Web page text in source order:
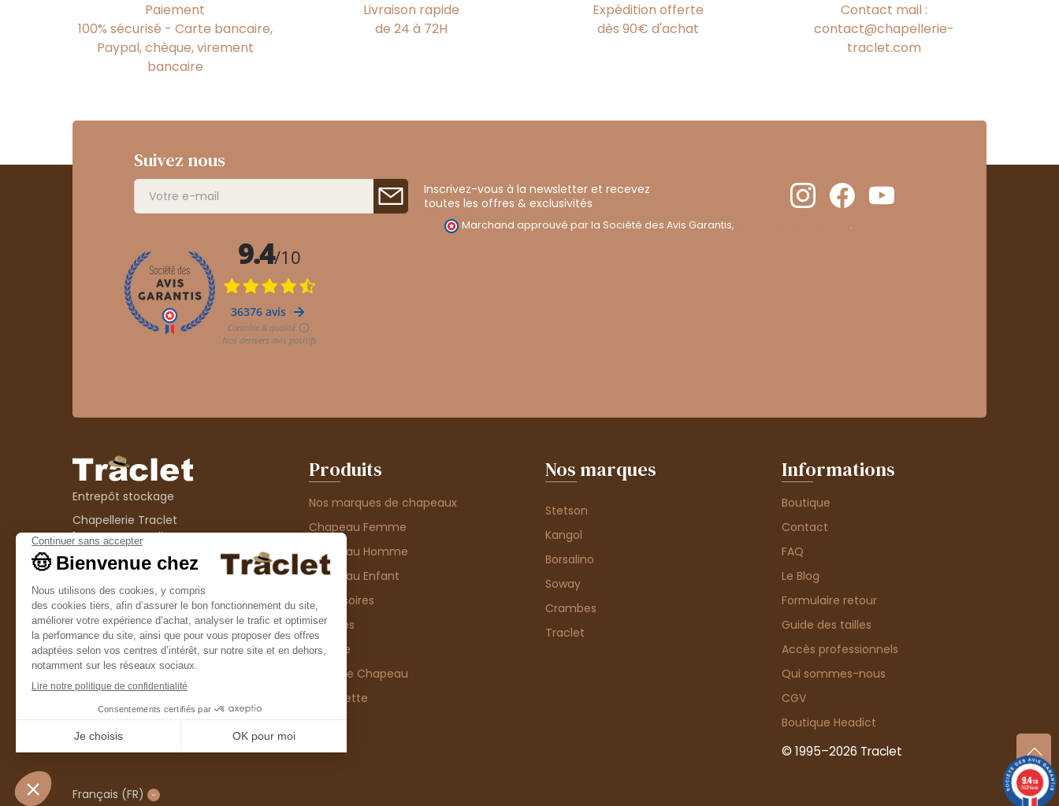
Paiement
100% sécurisé - Carte bancaire,
Paypal, chèque, virement
bancaire
Livraison rapide
de 24 à 72H
Expédition offerte
dès 90€ d'achat
Contact mail :
contact@chapellerie-
traclet.com
Suivez nous
Inscrivez-vous à la newsletter et recevez
toutes les offres & exclusivités
Marchand approuvé par la Société des Avis Garantis, .
Entrepôt stockage
Chapellerie Traclet
14 Impasse Bardin
42300 Roanne
contact@chapellerie-traclet.com
Boutique
Chapellerie Traclet
4 rue de Cadore
42300 Roanne
Produits
Nos marques de chapeaux
Chapeau Femme
Chapeau Homme
Chapeau Enfant
Accessoires
Thèmes
Matière
Type de Chapeau
Casquette
Nos marques
Stetson
Kangol
Borsalino
Soway
Crambes
Traclet
Informations
Boutique
Contact
FAQ
Le Blog
Formulaire retour
Guide des tailles
Accès professionnels
Qui sommes-nous
CGV
Boutique Headict
© 1995–2026 Traclet
Français (FR)
9.4/10
36376 avis